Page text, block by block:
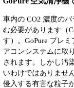
車内の CO2 濃度の
む必要があります（
す）。GoPure プレ
アコンシステムに取
されます。しかし汚
いわけではありませ
侵入する有害な粒子